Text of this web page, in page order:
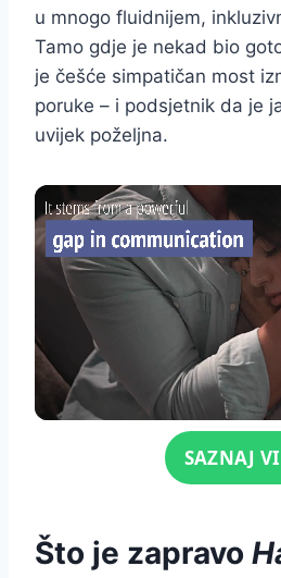
u mnogo fluidnijem,
Tamo gdje je nekad bio
je češće simpatičan most
poruke – i podsjetnik da je
uvijek poželjna.
Click for soundSAZNAJ
Što je zapravo